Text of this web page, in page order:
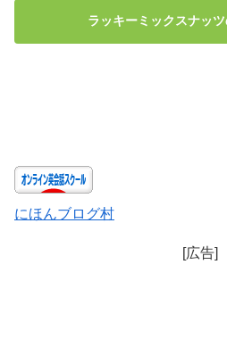
ラッキーミックスナッ
にほんブログ村
[広告]